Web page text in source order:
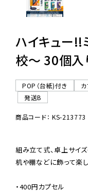
ハイキュー!!
校〜 30個入
POP（台紙)付き
発送B
商品コード： KS-213773
組み立て式、卓上サイ
机や棚などに飾って楽
・400円カプセル